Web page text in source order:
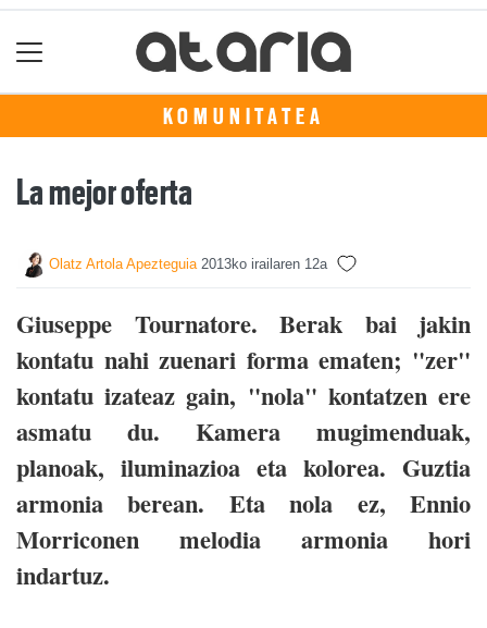
KOMUNITATEA
La mejor oferta
Olatz Artola Apezteguia 2013ko irailaren 12a
Giuseppe Tournatore. Berak bai jakin
kontatu nahi zuenari forma ematen; "zer"
kontatu izateaz gain, "nola" kontatzen ere
asmatu du. Kamera mugimenduak,
planoak, iluminazioa eta kolorea. Guztia
armonia berean. Eta nola ez, Ennio
Morriconen melodia armonia hori
indartuz.